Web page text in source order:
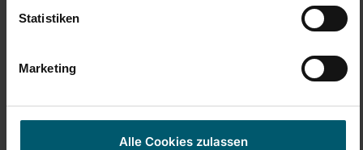
Statistiken
Marketing
Alle Cookies zulassen
5
Czy ta opinia była pomocna? Tak Zgłoś Udostępnij 3 lata temu